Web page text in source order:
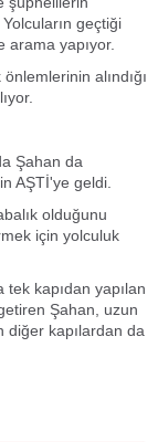
geçtiği
arama yapıyor.
alındığı
Şahan da
AŞTİ'ye geldi.
olduğunu
için yolculuk
tek kapıdan yapılan
Şahan, uzun
diğer kapılardan da